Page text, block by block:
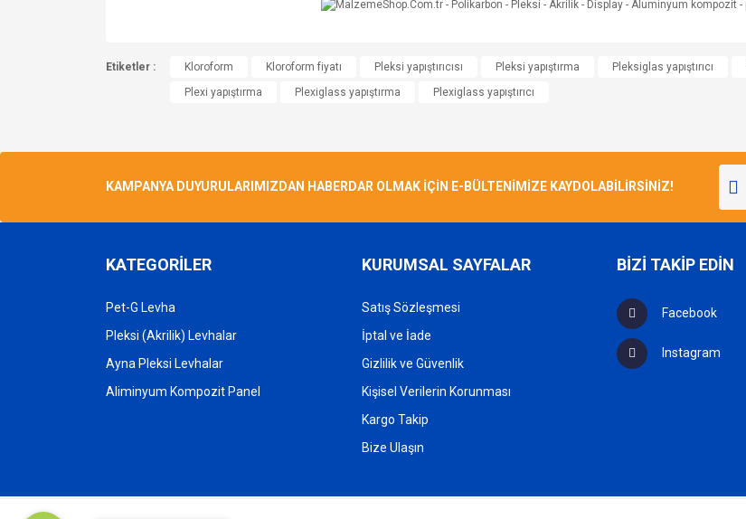
Bu ürüne ilk yorumu siz yapın!
Görüş ve önerileriniz için teşekkür ederiz.
Ürün fiyatı diğer sitelerden daha pahalı.
Etiketler : Kloroform Kloroform fiyatı Pleksi yapıştırıcısı Pleksi yapıştırma Pleksiglas yapıştırıcı
Plexi yapıştırma
Plexiglass yapıştırma Plexiglass yapıştırıcı
KAMPANYA DUYURULARIMIZDAN HABERDAR OLMAK İÇİN E-BÜLTENİMİZE KAYDOLABİLİRSİNİZ!
KATEGORİLER
Pet-G Levha
Pleksi (Akrilik) Levhalar
Ayna Pleksi Levhalar
Aliminyum Kompozit Panel
KURUMSAL SAYFALAR
Satış Sözleşmesi
İptal ve İade
Gizlilik ve Güvenlik
Kişisel Verilerin Korunması
Kargo Takip
Bize Ulaşın
BİZİ TAKİP EDİN
Facebook
Instagram